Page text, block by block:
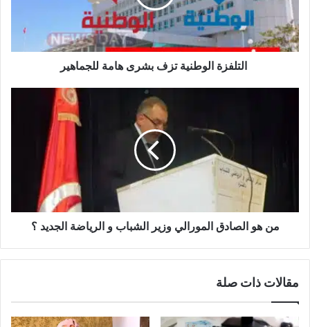
للجماهير
التلفزة الوطنية تزف بشرى هامة للجماهير
الجديد
من هو الصادق المورالي وزير الشباب و الرياضة الجديد ؟
مقالات ذات صلة